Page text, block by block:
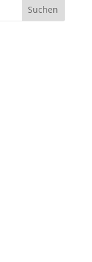
Suchen